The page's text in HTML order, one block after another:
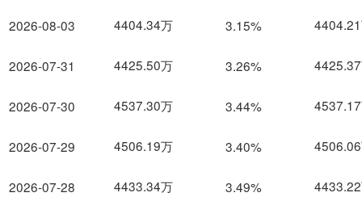
2026-08-03
2026-07-31
2026-07-30
2026-07-29
2026-07-28
4404.34万 3.15%
4425.50万 3.26%
4537.30万 3.44%
4506.19万 3.40%
4433.34万 3.49%